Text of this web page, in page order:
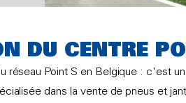
DU CENTRE
réseau Point S en Belgique : c'est
dans la vente de pneus et